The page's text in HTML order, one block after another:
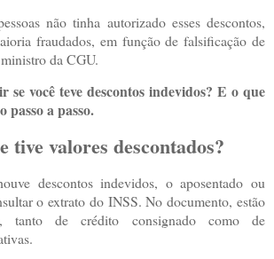
não tinha autorizado esses descontos,
fraudados, em função de falsificação de
da CGU.
se você teve descontos indevidos? E o que
passo a passo.
tive valores descontados?
descontos indevidos, o aposentado ou
o extrato do INSS. No documento, estão
tanto de crédito consignado como de